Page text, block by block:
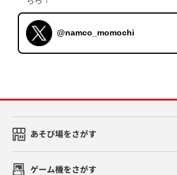
@namco_momochi
あそび場をさがす
ゲーム機をさがす